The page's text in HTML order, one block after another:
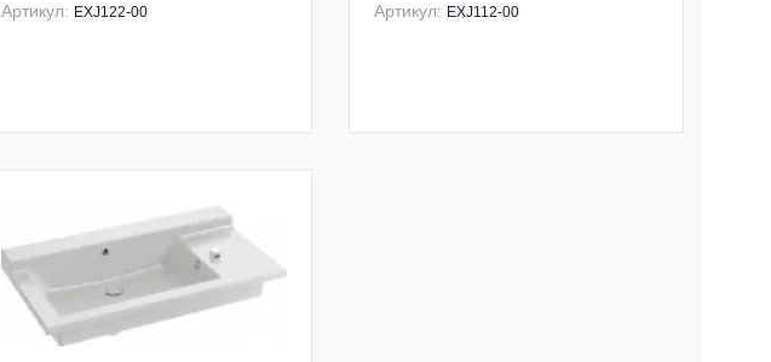
Артикул: EXJ122-00 Артикул: EXJ112-00